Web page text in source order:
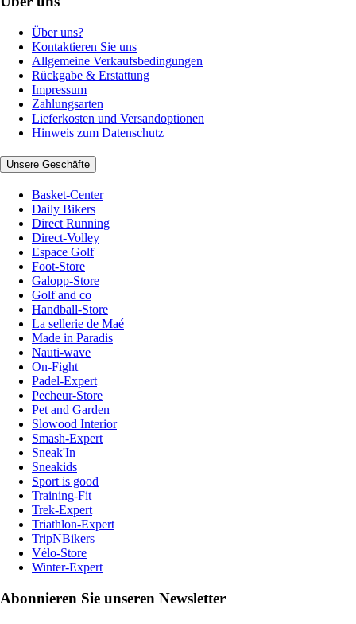
Über uns?
Kontaktieren Sie uns
Allgemeine Verkaufsbedingungen
Rückgabe & Erstattung
Impressum
Zahlungsarten
Lieferkosten und Versandoptionen
Hinweis zum Datenschutz
Unsere Geschäfte
Basket-Center
Daily Bikers
Direct Running
Direct-Volley
Espace Golf
Foot-Store
Galopp-Store
Golf and co
Handball-Store
La sellerie de Maé
Made in Paradis
Nauti-wave
On-Fight
Padel-Expert
Pecheur-Store
Pet and Garden
Slowood Interior
Smash-Expert
Sneak'In
Sneakids
Sport is good
Training-Fit
Trek-Expert
Triathlon-Expert
TripNBikers
Vélo-Store
Winter-Expert
Abonnieren Sie unseren Newsletter